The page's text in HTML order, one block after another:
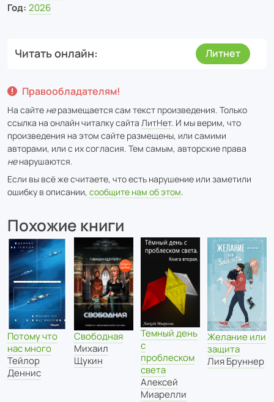
Год: 2026
Читать онлайн Литнет
Правообладателям!
На сайте неразмещается сам текст произведения. Только
ссылка на онлайн читалку сайта ЛитНет. И мы верим, что
произведения на этом сайте размещены, или самими
авторами, или с их согласия. Тем самым, авторские права
ненарушаются.
Если вы всё же считаете, что есть нарушение или заметили
ошибку в описании, сообщите нам об этом.
Похожие книги
Потому что
нас много
Тейлор
Деннис
Свободная
Михаил
Щукин
Темный день
с
проблеском
света
Алексей
Миарелли
Желание или
защита
Лия Бруннер